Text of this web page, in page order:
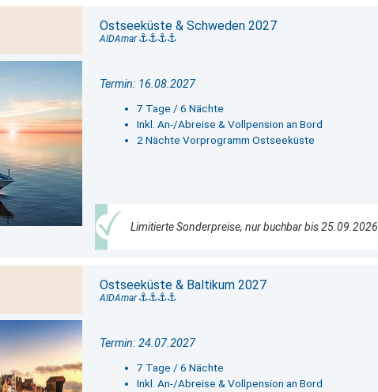
Ostseeküste & Schweden 2027
AIDAmar
Termin: 16.08.2027
7 Tage / 6 Nächte
Inkl. An-/Abreise & Vollpension an Bord
2 Nächte Vorprogramm Ostseeküste
Limitierte Sonderpreise, nur buchbar bis 25.09.2026
Ostseeküste & Baltikum 2027
AIDAmar
Termin: 24.07.2027
7 Tage / 6 Nächte
Inkl. An-/Abreise & Vollpension an Bord